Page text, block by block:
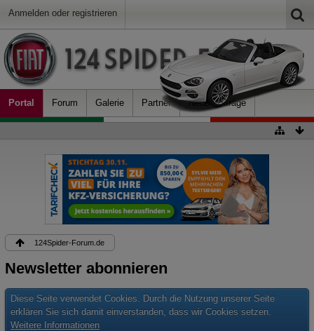
Anmelden oder registrieren
Portal Forum Galerie Partner Neue Beiträge
124Spider-Forum.de
Newsletter abonnieren
Diese Seite verwendet Cookies. Durch die Nutzung unserer Seite
erklären Sie sich damit einverstanden, dass wir Cookies setzen.
Weitere Informationen